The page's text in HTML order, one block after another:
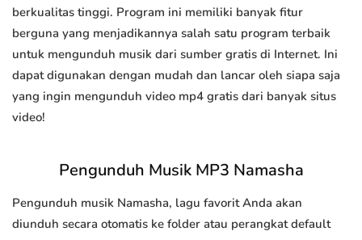
berkualitas tinggi. Program ini memiliki banyak fitur
berguna yang menjadikannya salah satu program terbaik
untuk mengunduh musik dari sumber gratis di Internet. Ini
dapat digunakan dengan mudah dan lancar oleh siapa saja
yang ingin mengunduh video mp4 gratis dari banyak situs
video!
Pengunduh Musik MP3 Namasha
Pengunduh musik Namasha, lagu favorit Anda akan
diunduh secara otomatis ke folder atau perangkat default